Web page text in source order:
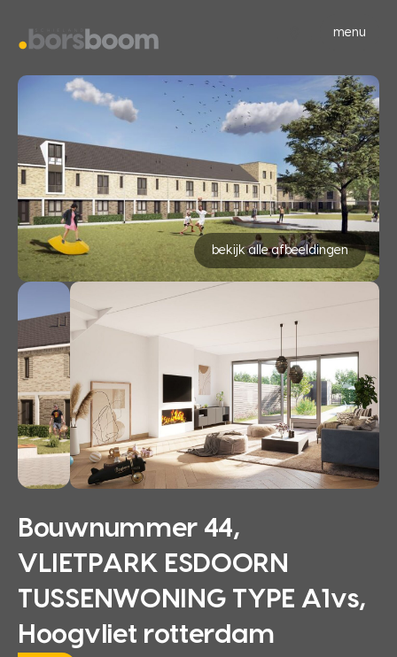
menu
bekijk alle afbeeldingen
Bouwnummer 44,
VLIETPARK ESDOORN
TUSSENWONING TYPE A1vs,
Hoogvliet rotterdam